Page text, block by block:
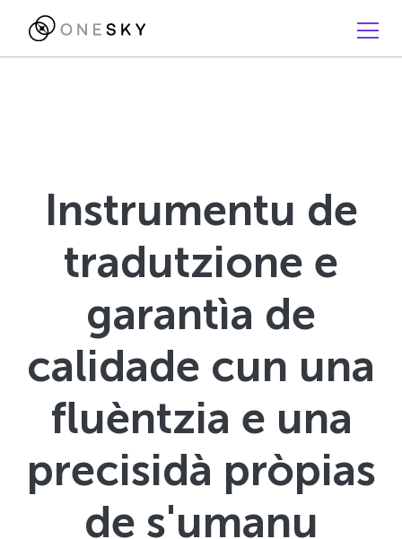
Instrumentu de
tradutzione e
garantìa de
calidade cun una
fluèntzia e una
precisidà pròpias
de s'umanu